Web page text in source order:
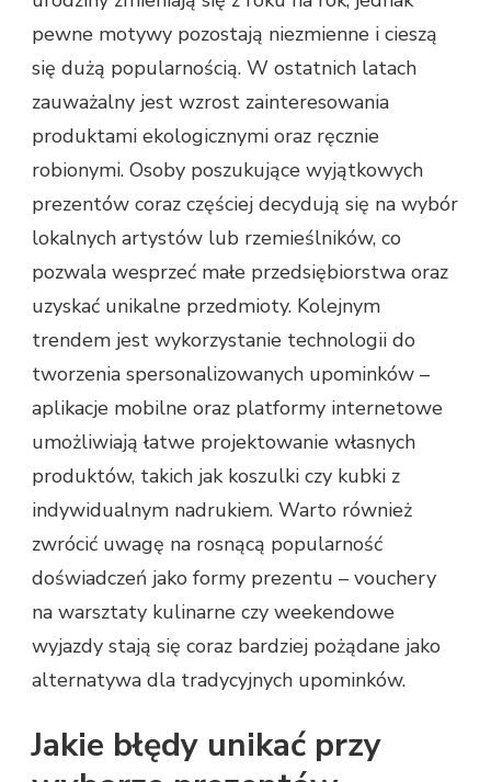
pewne motywy pozostają niezmienne i cieszą
się dużą popularnością. W ostatnich latach
zauważalny jest wzrost zainteresowania
produktami ekologicznymi oraz ręcznie
robionymi. Osoby poszukujące wyjątkowych
prezentów coraz częściej decydują się na wybór
lokalnych artystów lub rzemieślników, co
pozwala wesprzeć małe przedsiębiorstwa oraz
uzyskać unikalne przedmioty. Kolejnym
trendem jest wykorzystanie technologii do
tworzenia spersonalizowanych upominków –
aplikacje mobilne oraz platformy internetowe
umożliwiają łatwe projektowanie własnych
produktów, takich jak koszulki czy kubki z
indywidualnym nadrukiem. Warto również
zwrócić uwagę na rosnącą popularność
doświadczeń jako formy prezentu – vouchery
na warsztaty kulinarne czy weekendowe
wyjazdy stają się coraz bardziej pożądane jako
alternatywa dla tradycyjnych upominków.
Jakie błędy unikać przy